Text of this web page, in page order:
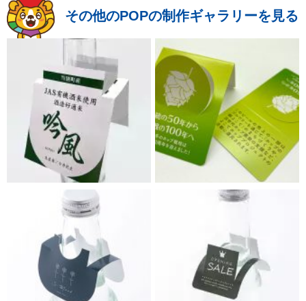
その他のPOPの制作ギャラリーを見る